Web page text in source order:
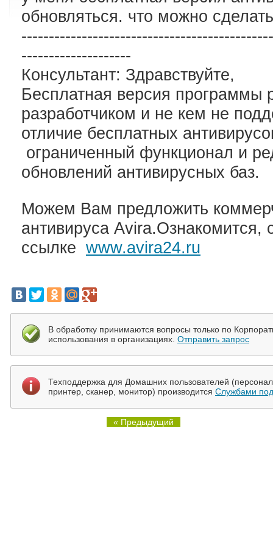
обновляться. что можно
--------------------
Консультант: Здравствуйте,
Бесплатная версия программы
разработчиком и не кем не
отличие бесплатных
ограниченный функционал и
обновлений антивирусных баз.
Можем Вам предложить
антивируса Avira.Ознакомится,
ссылке www.avira24.ru
В обработку принимаются вопросы только по
использования в организациях. Отправить запрос
Техподдержка для Домашних пользователей
принтер, сканер, монитор) производится Службами
« Предыдущий